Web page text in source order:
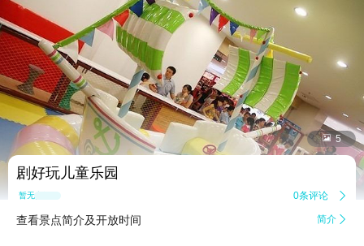
 5
剧好玩儿童乐园
暂无点评 0条评论 
查看景点简介及开放时间 简介 
